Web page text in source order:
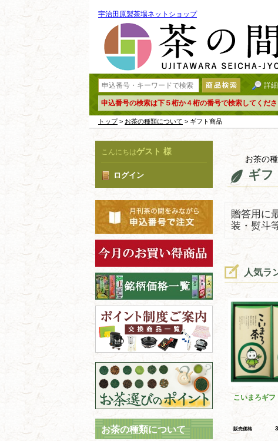
宇治田原製茶場ネットショップ
詳
申込番号の検索は下５桁か４桁の番号で検索してくださ
トップ> お茶の種類について > ギフト商品
こんにちはゲスト 様
ログイン
お茶の種類について
お茶の
ギフ
贈答用に
装・熨斗
人気ラ
こいまろギフ
販売価格